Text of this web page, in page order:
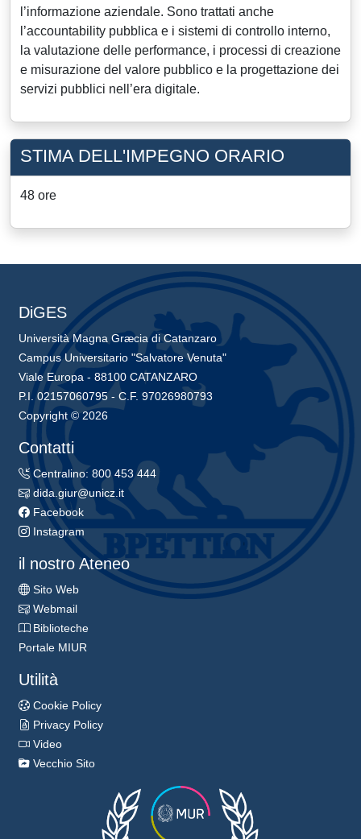
l’informazione aziendale. Sono trattati anche
l’accountability pubblica e i sistemi di controllo interno,
la valutazione delle performance, i processi di creazione
e misurazione del valore pubblico e la progettazione dei
servizi pubblici nell’era digitale.
STIMA DELL'IMPEGNO ORARIO
48 ore
DiGES
Università Magna Græcia di Catanzaro
Campus Universitario "Salvatore Venuta"
Viale Europa - 88100 CATANZARO
P.I. 02157060795 - C.F. 97026980793
Copyright © 2026
Contatti
Centralino: 800 453 444
dida.giur@unicz.it
Facebook
Instagram
il nostro Ateneo
Sito Web
Webmail
Biblioteche
Portale MIUR
Utilità
Cookie Policy
Privacy Policy
Video
Vecchio Sito